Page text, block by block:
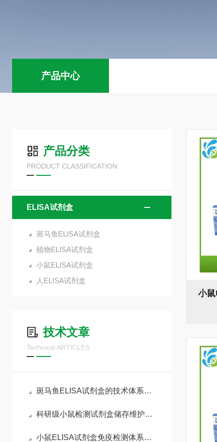
产品中心
产品分类
PRODUCT CLASSIFICATION
ELISA试剂盒
斑马鱼ELISA试剂盒
植物ELISA试剂盒
小鼠ELISA试剂盒
人ELISA试剂盒
技术文章
Technical ARTICLES
斑马鱼ELISA试剂盒的技术体系与实验全流程管控
科研级小鼠检测试剂盒储存维护与平行实验数据稳定性控制技术
小鼠ELISA试剂盒免疫检测体系与动物模型实验实操指南
小